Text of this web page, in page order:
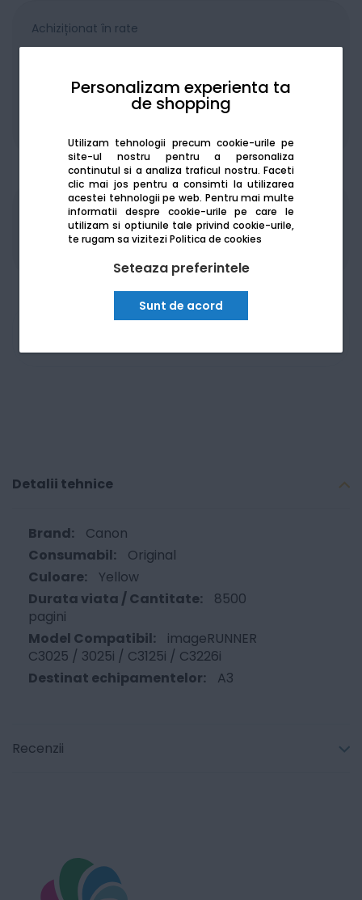
Personalizam experienta ta
de shopping
Utilizam tehnologii precum cookie-urile pe
site-ul nostru pentru a personaliza
continutul si a analiza traficul nostru. Faceti
clic mai jos pentru a consimti la utilizarea
acestei tehnologii pe web. Pentru mai multe
informatii despre cookie-urile pe care le
utilizam si optiunile tale privind cookie-urile,
te rugam sa viziteziPolitica de cookies
Seteaza preferintele
Sunt de acord
Achiziționat în rate
Produsele sunt disponibile pe platforma de
achizitii publiceSEAP/SICAP
Detalii tehnice
Canon
Original
Yellow
8500
pagini
imageRUNNER
C3025 / 3025i / C3125i / C3226i
A3
Recenzii